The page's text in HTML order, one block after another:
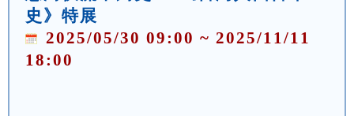
史》特展
2025/05/30 09:00 ~ 2025/11/11
18:00